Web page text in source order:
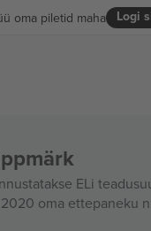
Logi
oma piletid maha
ELi
oma ettepaneku